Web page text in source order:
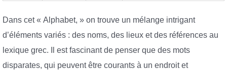
Dans cet « Alphabet, » on trouve un mélange intrigant
d’éléments variés : des noms, des lieux et des références au
lexique grec. Il est fascinant de penser que des mots
disparates, qui peuvent être courants à un endroit et